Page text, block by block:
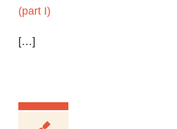
(part I)
[…]